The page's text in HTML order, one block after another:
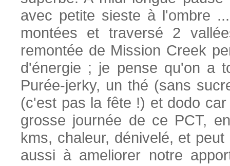
avec petite sieste à l'ombre
montées et traversé 2
remontée de Mission Creek
d'énergie ; je pense qu'on a
Purée-jerky, un thé (sans
(c'est pas la fête !) et dodo
grosse journée de ce PCT,
kms, chaleur, dénivelé, et
aussi à ameliorer notre